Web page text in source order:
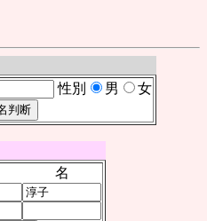
性別 男 女
名